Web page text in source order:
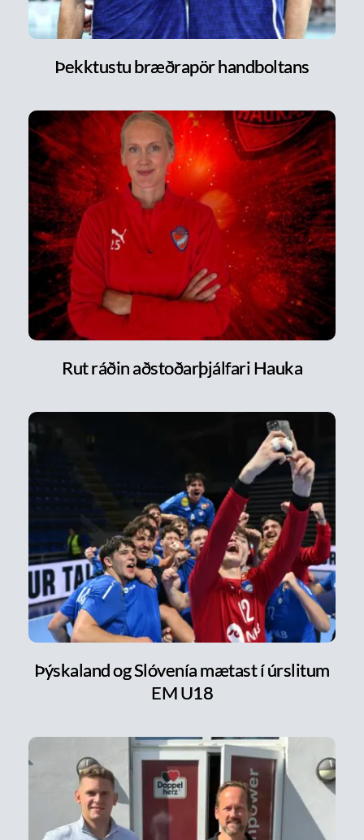
Þekktustu bræðrapör handboltans
Rut ráðin aðstoðarþjálfari Hauka
Þýskaland og Slóvenía mætast í úrslitum
EM U18